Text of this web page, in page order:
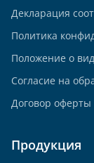
Продукция
Декларация
Политика
Положение о
Согласие на
Договор оферты